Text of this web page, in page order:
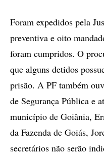
Foram expedidos pela
preventiva e oito
foram cumpridos. O
que alguns detidos
prisão. A PF também
de Segurança Pública e
município de Goiânia,
da Fazenda de Goiás,
secretários não serão